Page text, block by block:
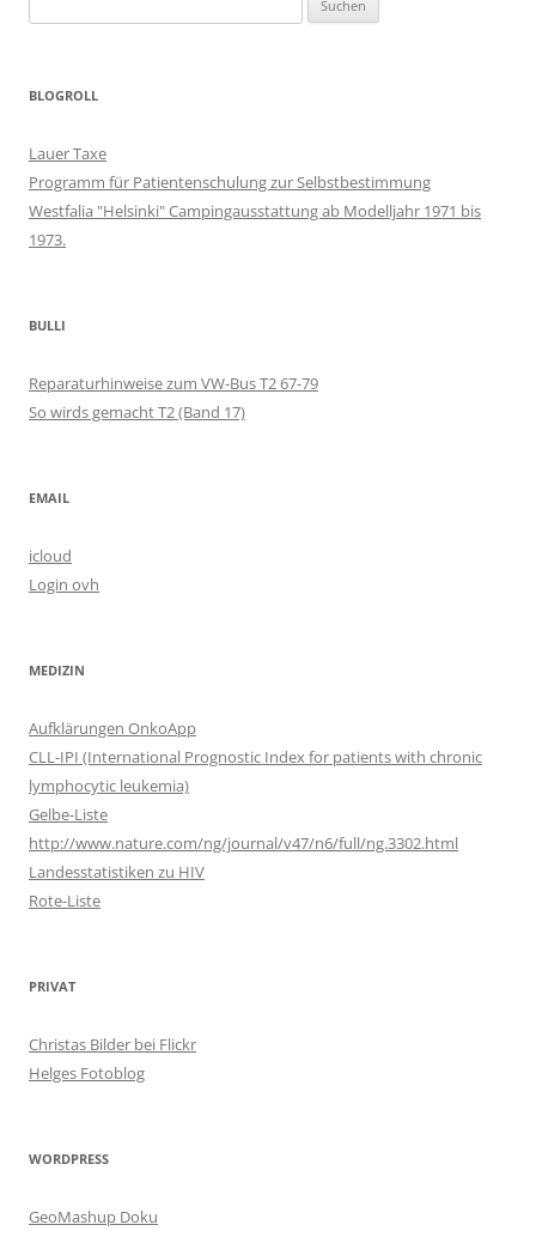
nach:
BLOGROLL
Lauer Taxe
Programm für Patientenschulung zur Selbstbestimmung
Westfalia "Helsinki" Campingausstattung ab Modelljahr 1971 bis
1973.
BULLI
Reparaturhinweise zum VW-Bus T2 67-79
So wirds gemacht T2 (Band 17)
EMAIL
icloud
Login ovh
MEDIZIN
Aufklärungen OnkoApp
CLL-IPI (International Prognostic Index for patients with chronic
lymphocytic leukemia)
Gelbe-Liste
http://www.nature.com/ng/journal/v47/n6/full/ng.3302.html
Landesstatistiken zu HIV
Rote-Liste
PRIVAT
Christas Bilder bei Flickr
Helges Fotoblog
WORDPRESS
GeoMashup Doku